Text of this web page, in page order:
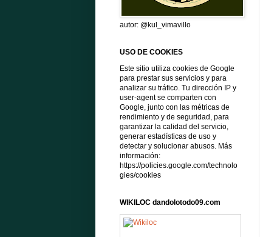
autor: @kul_vimavillo
USO DE COOKIES
Este sitio utiliza cookies de Google
para prestar sus servicios y para
analizar su tráfico. Tu dirección IP y
user-agent se comparten con
Google, junto con las métricas de
rendimiento y de seguridad, para
garantizar la calidad del servicio,
generar estadísticas de uso y
detectar y solucionar abusos. Más
información:
https://policies.google.com/technolo
gies/cookies
WIKILOC dandolotodo09.com